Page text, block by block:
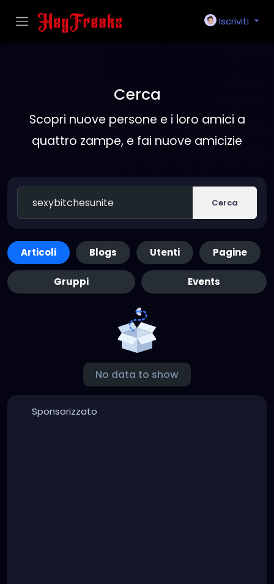
Iscriviti
Cerca
Scopri nuove persone e i loro amici a
quattro zampe, e fai nuove amicizie
Cerca
Articoli Blogs Utenti Pagine
Gruppi Events
No data to show
Sponsorizzato